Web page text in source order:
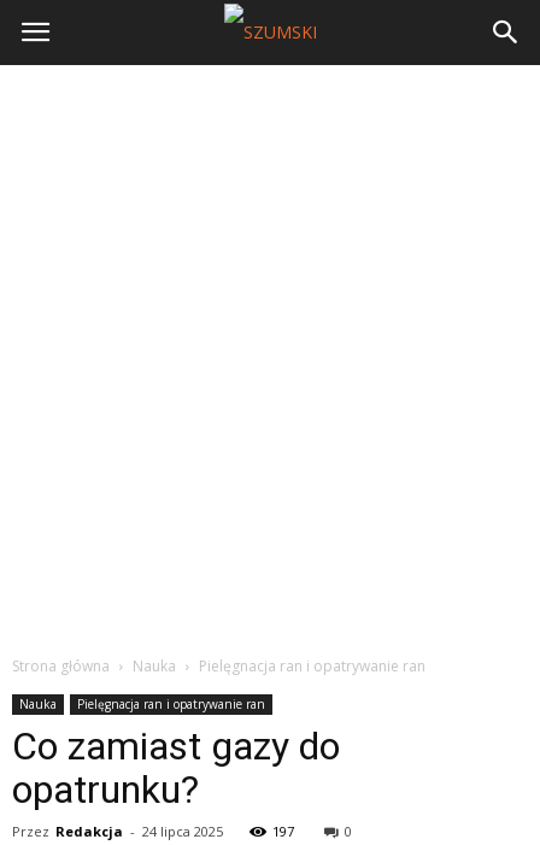
Strona główna Nauka Pielęgnacja ran i opatrywanie ran
Nauka Pielęgnacja ran i opatrywanie ran
Co zamiast gazy do
opatrunku?
Przez Redakcja - 24 lipca 2025 197 0